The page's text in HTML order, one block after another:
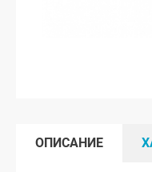
ОПИСАНИЕ